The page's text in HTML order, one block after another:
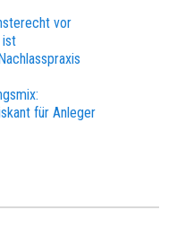
vor
ist
für Anleger